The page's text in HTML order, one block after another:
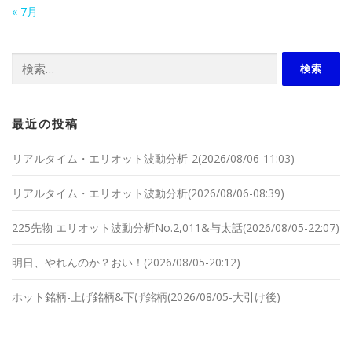
« 7月
検索:
最近の投稿
リアルタイム・エリオット波動分析-2(2026/08/06-11:03)
リアルタイム・エリオット波動分析(2026/08/06-08:39)
225先物 エリオット波動分析No.2,011&与太話(2026/08/05-22:07)
明日、やれんのか？おい！(2026/08/05-20:12)
ホット銘柄-上げ銘柄&下げ銘柄(2026/08/05-大引け後)